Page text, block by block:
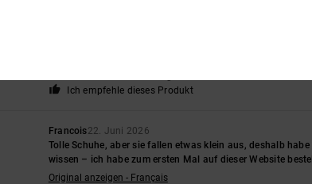
Ich empfehle dieses Produkt
Francois22. Juni 2026
Tolle Schuhe, aber sie fallen etwas klein aus, deshalb
wissen – ich habe zum ersten Mal auf dieser Website
Original anzeigen - Français